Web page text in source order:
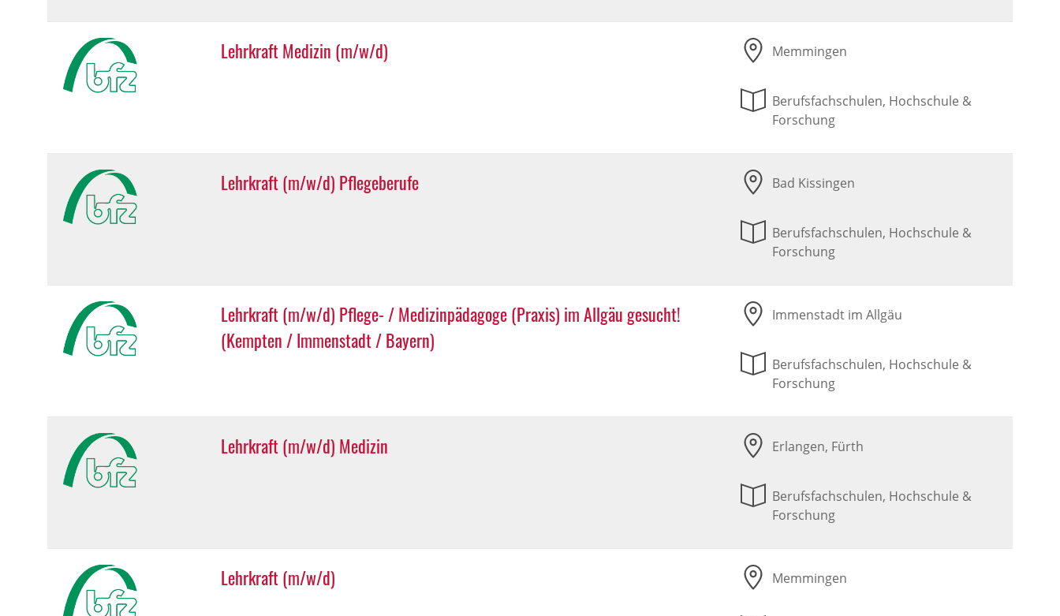
Lehrkraft Medizin (m/w/d) Memmingen
Berufsfachschulen, Hochschule &
Forschung
Lehrkraft (m/w/d) Pflegeberufe Bad Kissingen
Berufsfachschulen, Hochschule &
Forschung
Lehrkraft (m/w/d) Pflege- / Medizinpädagoge (Praxis) im Allgäu gesucht!
(Kempten / Immenstadt / Bayern)
Immenstadt im Allgäu
Berufsfachschulen, Hochschule &
Forschung
Lehrkraft (m/w/d) Medizin Erlangen, Fürth
Berufsfachschulen, Hochschule &
Forschung
Lehrkraft (m/w/d) Memmingen